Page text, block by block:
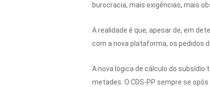
burocracia, mais exigências, mais
A realidade é que, apesar de, em
com a nova plataforma, os pedidos
A nova lógica de cálculo do
metades. O CDS-PP sempre se